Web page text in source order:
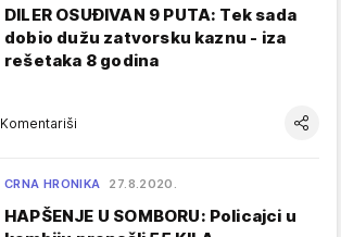
DILER OSUĐIVAN 9 PUTA: Tek sada
dobio dužu zatvorsku kaznu - iza
rešetaka 8 godina
Komentariši
CRNA HRONIKA 27.8.2020.
HAPŠENJE U SOMBORU: Policajci u